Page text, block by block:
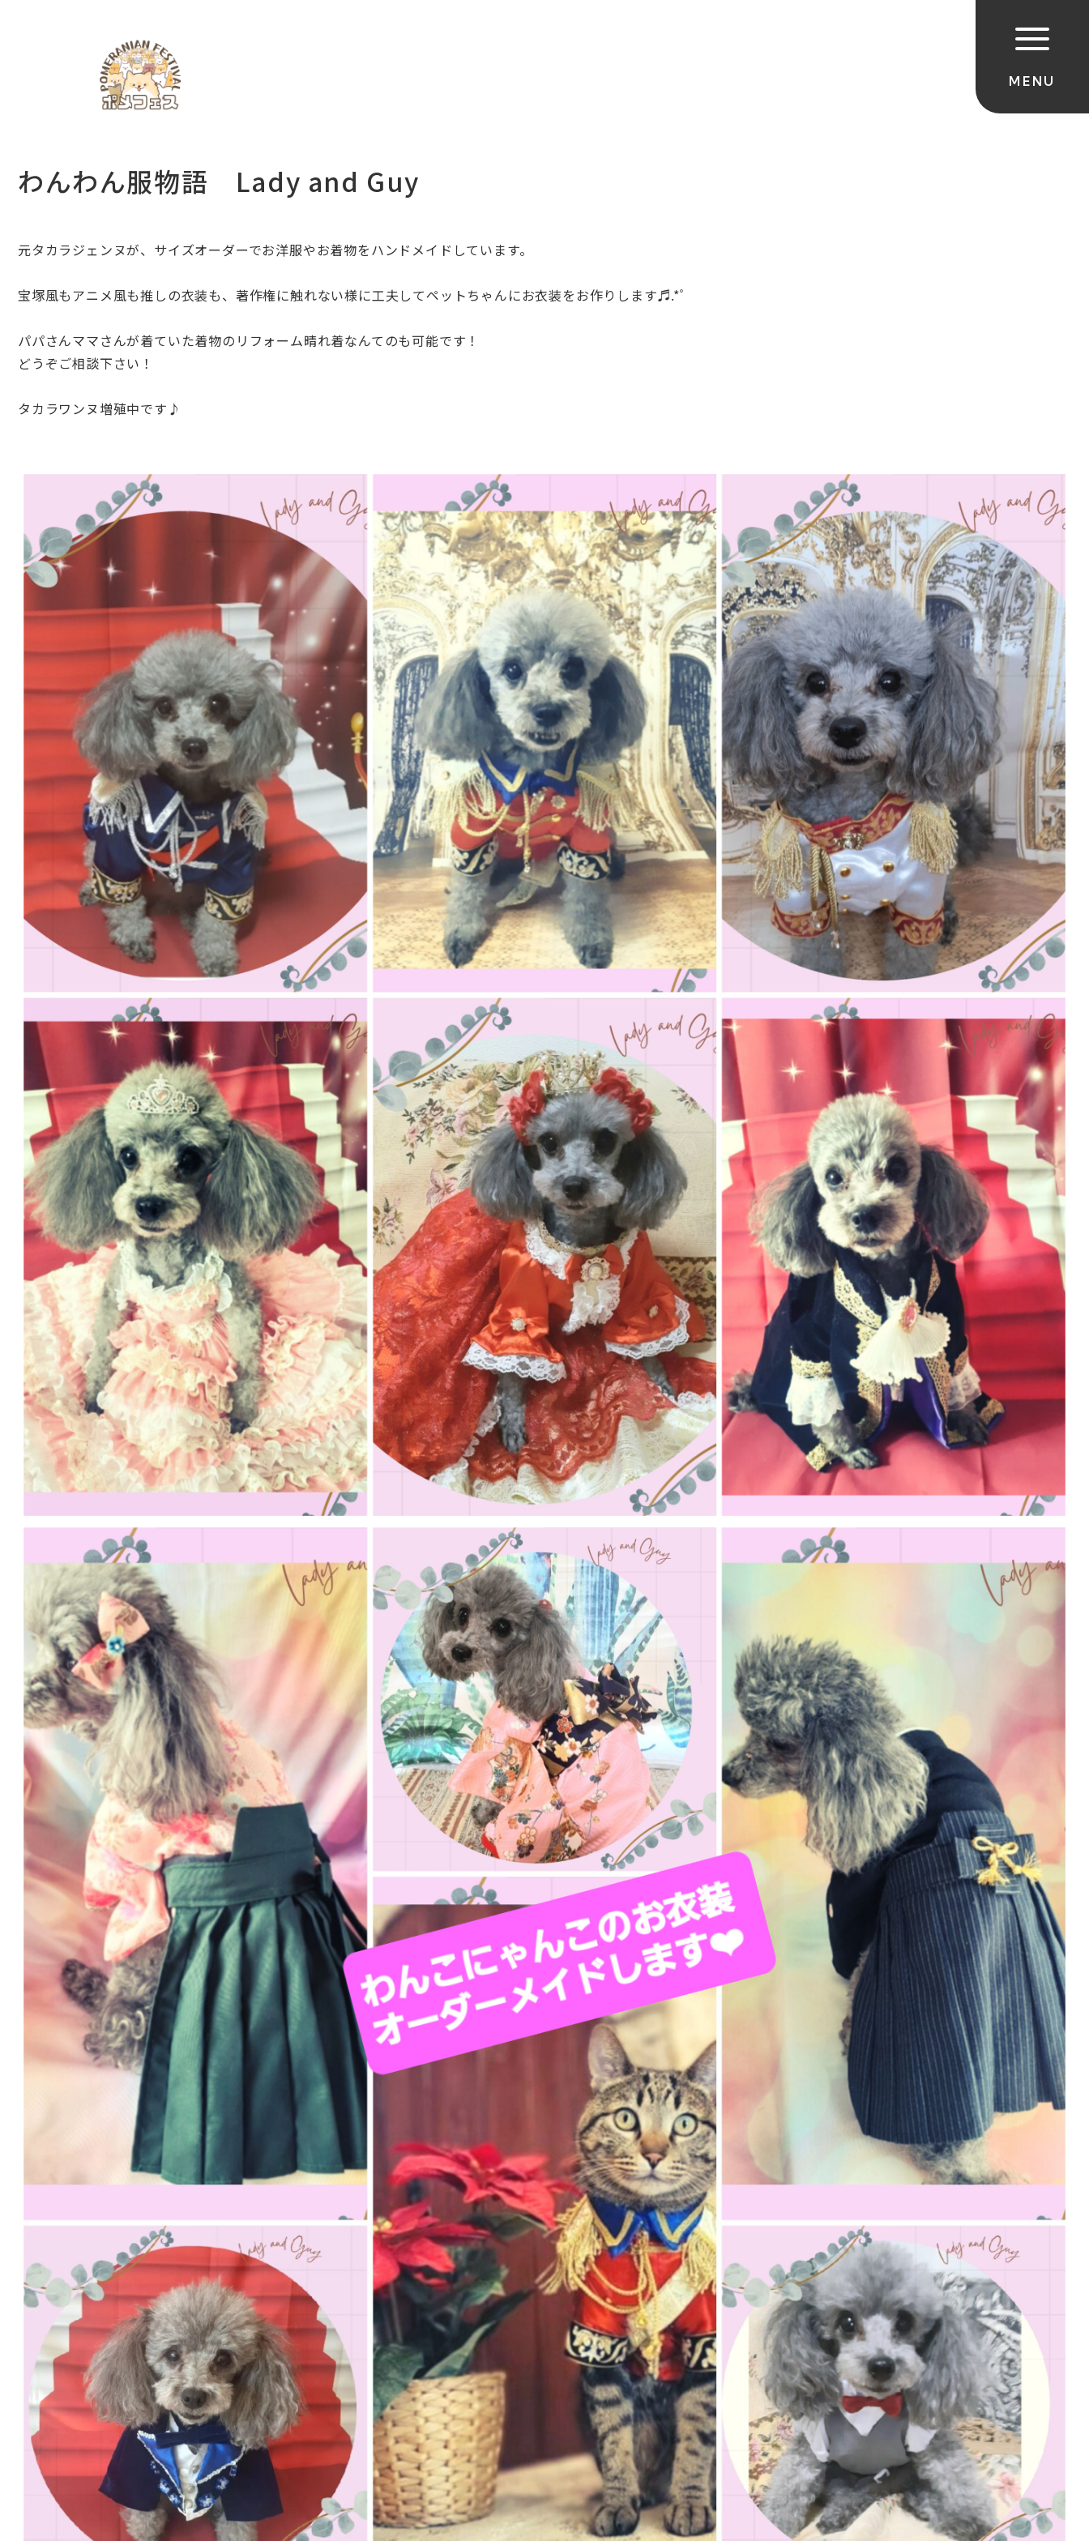
わんわん服物語 Lady and Guy
元タカラジェンヌが、サイズオーダーでお洋服やお着物をハンド メイドしています。
宝塚風もアニメ風も推しの衣装も、著作権に触れない様に工夫してペットちゃんにお衣装をお作りします♬.*ﾟ
パパさんママさんが着ていた着物のリフォーム晴れ着なんてのも可能です！
どうぞご相談下さい！
タカラワンヌ増殖中です︎‪♪